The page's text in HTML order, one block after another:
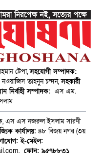
টেপা,সহযোগী সম্পাদক:
নওয়াজিস তাহনুন চন্দন,সহকারী
নির্বাহী সম্পাদক: এস এম.
এস এস নজরুল ইসলাম সারণী
কার্যালয়:৪৮ বিজয় নগর (৩য়
ই-মেইল:
ফোন: ৯৫৭৮৮৩১